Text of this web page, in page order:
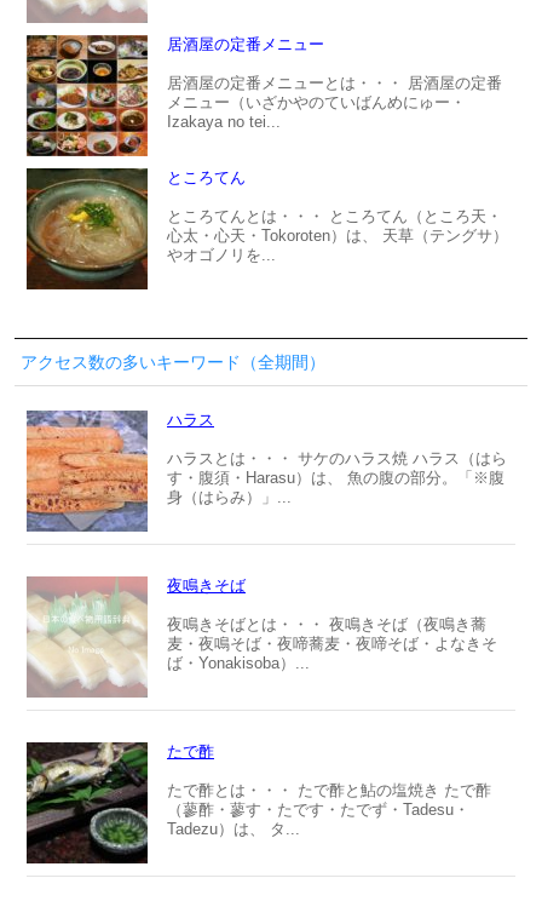
居酒屋の定番メニュー
居酒屋の定番メニューとは・・・ 居酒屋の定番
メニュー（いざかやのていばんめにゅー・
Izakaya no tei...
ところてん
ところてんとは・・・ ところてん（ところ天・
心太・心天・Tokoroten）は、 天草（テングサ）
やオゴノリを...
アクセス数の多いキーワード（全期間）
ハラス
ハラスとは・・・ サケのハラス焼 ハラス（はら
す・腹須・Harasu）は、 魚の腹の部分。「※腹
身（はらみ）」...
夜鳴きそば
夜鳴きそばとは・・・ 夜鳴きそば（夜鳴き蕎
麦・夜鳴そば・夜啼蕎麦・夜啼そば・よなきそ
ば・Yonakisoba）...
たで酢
たで酢とは・・・ たで酢と鮎の塩焼き たで酢
（蓼酢・蓼す・たです・たでず・Tadesu・
Tadezu）は、 タ...